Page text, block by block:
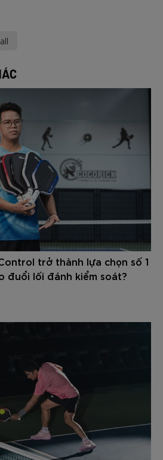
trở thành lựa chọn số 1
đuổi lối đánh kiểm soát?